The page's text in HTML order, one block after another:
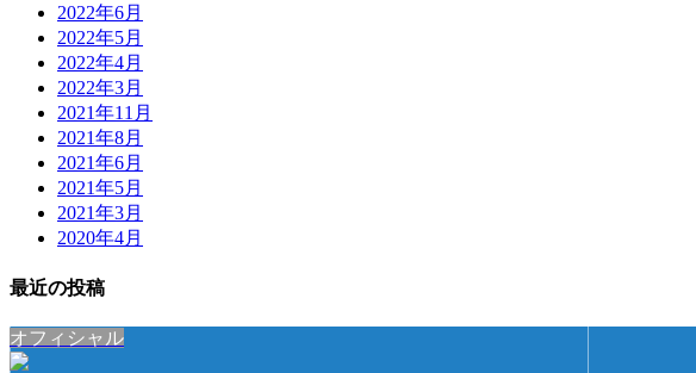
2022年6月
2022年5月
2022年4月
2022年3月
2021年11月
2021年8月
2021年6月
2021年5月
2021年3月
2020年4月
最近の投稿
オフィシャル